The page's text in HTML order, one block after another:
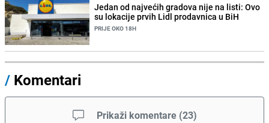
Jedan od najvećih gradova nije na listi: Ovo
su lokacije prvih Lidl prodavnica u BiH
PRIJE OKO 18H
/ Komentari
Prikaži komentare (23)